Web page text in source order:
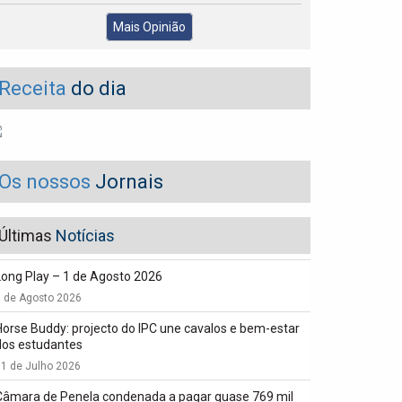
Mais Opinião
do dia
nossos Jornais
Notícias
Play – 1 de Agosto 2026
de Agosto 2026
Buddy: projecto do IPC une cavalos e bem-estar
estudantes
de Julho 2026
de Penela condenada a pagar quase 769 mil